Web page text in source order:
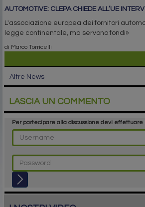
AUTOMOTIVE: CLEPA CHIEDE ALL’UE
L'associazione europea dei fornitori
legge continentale, ma servono fondi»
di Marco Torricelli
Altre News
LASCIA UN COMMENTO
Per partecipare alla discussione devi effettuare